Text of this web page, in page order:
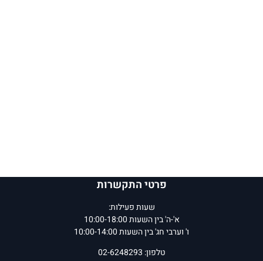
פרטי התקשרות
שעות פעילות:
א'-ה' בין השעות 10:00-18:00
ו' וערבי חג' בין השעות 10:00-14:00
טלפון: 02-6248293